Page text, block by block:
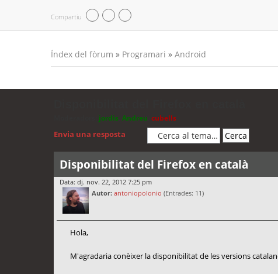
Compartiu
Índex del fòrum » Programari » Android
jordis Andreu cubells
Envia una resposta
Disponibilitat del Firefox en català
Data: dj. nov. 22, 2012 7:25 pm
Autor: antoniopolonio (Entrades: 11)
Hola,
M'agradaria conèixer la disponibilitat de les versions